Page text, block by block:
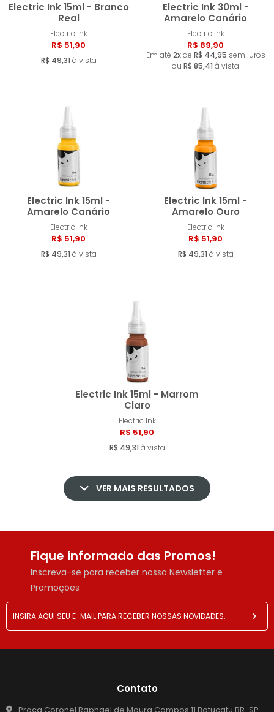
Electric Ink 15ml - Branco
Real
Electric Ink
R$ 51,90
R$ 49,31 à vista
Comprar
Electric Ink 30ml -
Amarelo Canário
Electric Ink
R$ 89,90
Em até 2xde R$ 44,95 sem juros
ou R$ 85,41 à vista
Electric Ink 15ml -
Amarelo Canário
Electric Ink
R$ 51,90
R$ 49,31 à vista
Comprar
Electric Ink 15ml -
Amarelo Ouro
Electric Ink
R$ 51,90
R$ 49,31 à vista
Electric Ink 15ml - Marrom
Claro
Electric Ink
R$ 51,90
R$ 49,31 à vista
Comprar
VER MAIS RESULTADOS
Fique informado das Promos!
Inscreva-se para receber nossa Newsletter e
Promoções
Contato